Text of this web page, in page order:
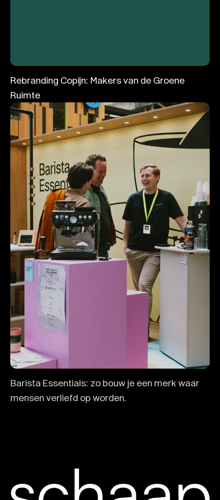
Rebranding Copijn: Makers van de Groene
Ruimte
Barista Essentials: zo bouw je een merk waar
mensen verliefd op worden.